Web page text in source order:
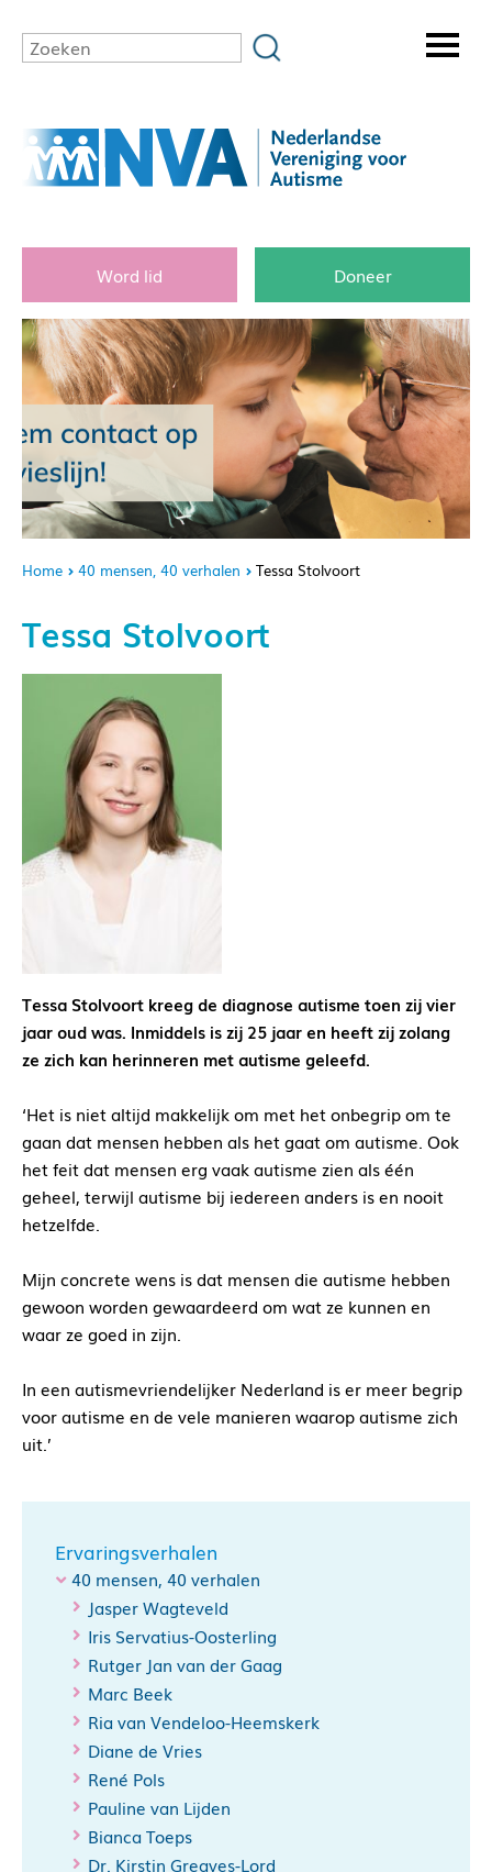
Word lid Doneer
Home 40 mensen, 40 verhalen Tessa Stolvoort
Tessa Stolvoort
Tessa Stolvoort kreeg de diagnose autisme toen zij vier
jaar oud was. Inmiddels is zij 25 jaar en heeft zij zolang
ze zich kan herinneren met autisme geleefd.
‘Het is niet altijd makkelijk om met het onbegrip om te
gaan dat mensen hebben als het gaat om autisme. Ook
het feit dat mensen erg vaak autisme zien als één
geheel, terwijl autisme bij iedereen anders is en nooit
hetzelfde.
Mijn concrete wens is dat mensen die autisme hebben
gewoon worden gewaardeerd om wat ze kunnen en
waar ze goed in zijn.
In een autismevriendelijker Nederland is er meer begrip
voor autisme en de vele manieren waarop autisme zich
uit.’
Ervaringsverhalen
40 mensen, 40 verhalen
Jasper Wagteveld
Iris Servatius-Oosterling
Rutger Jan van der Gaag
Marc Beek
Ria van Vendeloo-Heemskerk
Diane de Vries
René Pols
Pauline van Lijden
Bianca Toeps
Dr. Kirstin Greaves-Lord